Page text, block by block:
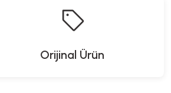
Orijinal Ürün